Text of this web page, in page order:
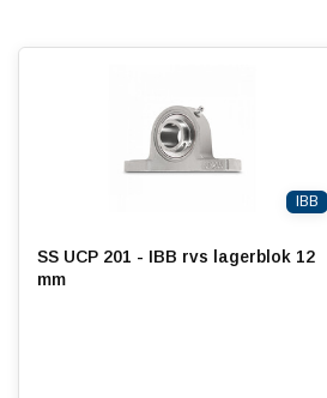
IBB
SS UCP 201 - IBB rvs lagerblok 12
mm